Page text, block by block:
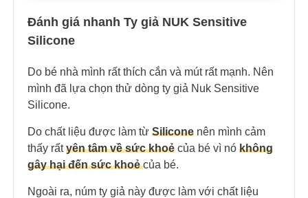
Đánh giá nhanh Ty giả NUK Sensitive
Silicone
Do bé nhà mình rất thích cắn và mút rất mạnh. Nên
mình đã lựa chọn thử dòng ty giả Nuk Sensitive
Silicone.
Do chất liệu được làm từ Silicone nên mình cảm
thấy rấtyên tâm về sức khoẻ của bé vì nó không
gây hại đến sức khoẻ của bé.
Ngoài ra, núm ty giả này được làm với chất liệu